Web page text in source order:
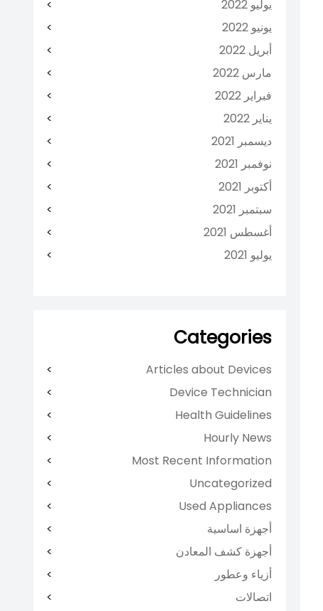
يوليو 2022
يونيو 2022
أبريل 2022
مارس 2022
فبراير 2022
يناير 2022
ديسمبر 2021
نوفمبر 2021
أكتوبر 2021
سبتمبر 2021
أغسطس 2021
يوليو 2021
Categories
Articles about Devices
Device Technician
Health Guidelines
Hourly News
Most Recent Information
Uncategorized
Used Appliances
أجهزة اساسية
أجهزة كشف المعادن
أزياء وعطور
اتصالات